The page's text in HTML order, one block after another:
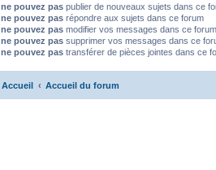
ne pouvez pas publier de nouveaux sujets dans ce
ne pouvez pas répondre aux sujets dans ce forum
ne pouvez pas modifier vos messages dans ce forum
ne pouvez pas supprimer vos messages dans ce
ne pouvez pas transférer de pièces jointes dans ce
Accueil Accueil du forum